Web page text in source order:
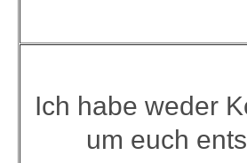
Ich habe weder
um euch